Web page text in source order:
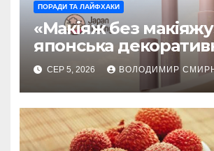
ПОРАДИ ТА ЛАЙФХАКИ
«Макіяж без
японська
косметика змінила
тренди
СЕР 5, 2026 ВОЛОДИМИР